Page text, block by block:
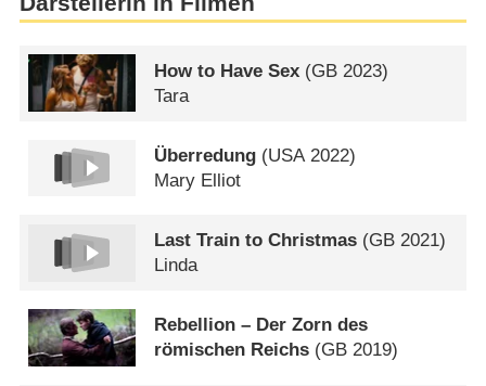
How to Have Sex (GB 2023)
Tara
Überredung (USA2022)
Mary Elliot
Last Train to Christmas (GB 2021)
Linda
Rebellion – Der Zorn des
römischen Reichs (GB 2019)